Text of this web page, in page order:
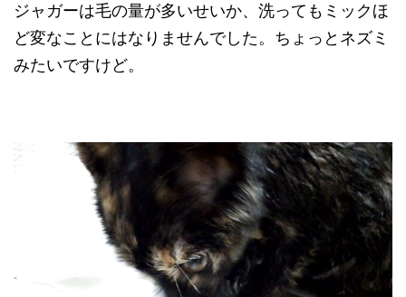
ジャガーは毛の量が多いせいか、洗ってもミックほ
ど変なことにはなりませんでした。ちょっとネズミ
みたいですけど。